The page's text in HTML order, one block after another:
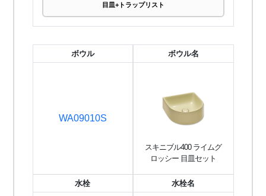
目皿+トラップリスト
ボウル
WA09010S
ボウル名
スキニブル400 ライムグ
ロッシー 目皿セット
水栓 水栓名